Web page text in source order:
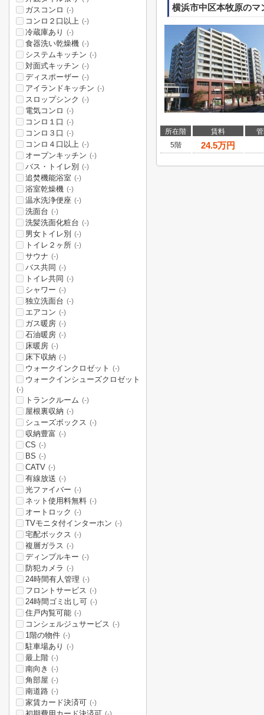
横浜市中区本牧原のマ
所在階 賃料
5階
24.5万円
ガスコンロ (-)
コンロ２口以上 (-)
冷蔵庫あり (-)
食器洗い乾燥機 (-)
システムキッチン (-)
対面式キッチン (-)
ディスポーザー (-)
アイランドキッチン (-)
スロップシンク (-)
電気コンロ (-)
コンロ１口 (-)
コンロ３口 (-)
コンロ４口以上 (-)
オープンキッチン (-)
バス・トイレ別 (-)
追焚機能浴室 (-)
浴室乾燥機 (-)
温水洗浄便座 (-)
洗面台 (-)
洗髪洗面化粧台 (-)
男女トイレ別 (-)
トイレ２ヶ所 (-)
サウナ (-)
バス共同 (-)
トイレ共同 (-)
シャワー (-)
独立洗面台 (-)
エアコン (-)
ガス暖房 (-)
石油暖房 (-)
床暖房 (-)
床下収納 (-)
ウォークインクロゼット (-)
ウォークインシューズクロゼット
(-)
トランクルーム (-)
屋根裏収納 (-)
シューズボックス (-)
収納豊富 (-)
CS (-)
BS (-)
CATV (-)
有線放送 (-)
光ファイバー (-)
ネット使用料無料 (-)
オートロック (-)
TVモニタ付インターホン (-)
宅配ボックス (-)
複層ガラス (-)
ディンプルキー (-)
防犯カメラ (-)
24時間有人管理 (-)
フロントサービス (-)
24時間ゴミ出し可 (-)
住戸内覧可能 (-)
コンシェルジュサービス (-)
1階の物件 (-)
駐車場あり (-)
最上階 (-)
南向き (-)
角部屋 (-)
南道路 (-)
家賃カード決済可 (-)